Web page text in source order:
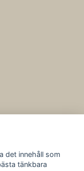
det innehåll som
tänkbara